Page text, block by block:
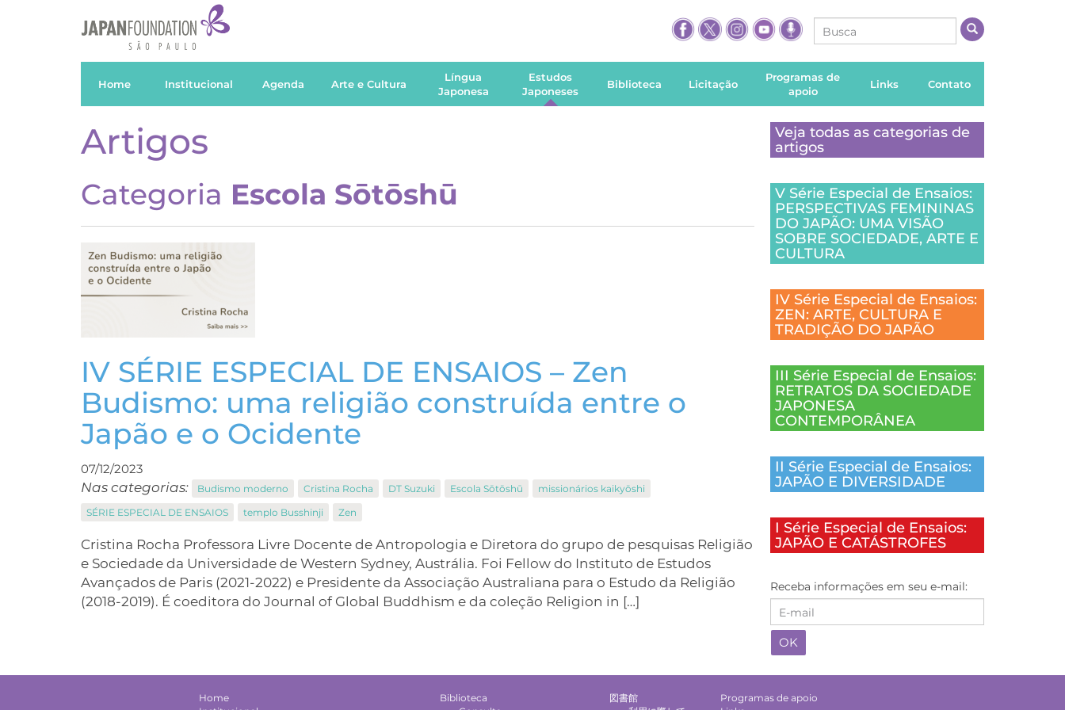
Home Institucional Agenda Arte e Cultura
Língua
Japonesa
Estudos
Japoneses
Biblioteca Licitação
Programas de
apoio
Links Contato
Artigos
Categoria Escola Sōtōshū
IV SÉRIE ESPECIAL DE ENSAIOS – Zen
Budismo: uma religião construída entre o
Japão e o Ocidente
07/12/2023
Nas categorias: Budismo moderno Cristina Rocha DT Suzuki Escola Sōtōshū
missionários kaikyōshi
SÉRIE ESPECIAL DE ENSAIOS
templo Busshinji Zen
Cristina Rocha Professora Livre Docente de Antropologia e Diretora do grupo de pesquisas Religião
e Sociedade da Universidade de Western Sydney, Austrália. Foi Fellow do Instituto de Estudos
Avançados de Paris (2021-2022) e Presidente da Associação Australiana para o Estudo da Religião
(2018-2019). É coeditora do Journal of Global Buddhism e da coleção Religion in […]
Veja todas as categorias de
artigos
V Série Especial de Ensaios:
PERSPECTIVAS FEMININAS
DO JAPÃO: UMA VISÃO
SOBRE SOCIEDADE, ARTE E
CULTURA
IV Série Especial de Ensaios:
ZEN: ARTE, CULTURA E
TRADIÇÃO DO JAPÃO
III Série Especial de Ensaios:
RETRATOS DA SOCIEDADE
JAPONESA
CONTEMPORÂNEA
II Série Especial de Ensaios:
JAPÃO E DIVERSIDADE
I Série Especial de Ensaios:
JAPÃO E CATÁSTROFES
Receba informações em seu e-mail:
Home
Biblioteca
図書館
Programas de apoio